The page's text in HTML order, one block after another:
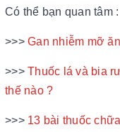
Có thể bạn quan tâm :
>>>Gan nhiễm mỡ
>>> Thuốc lá và bia
thế nào ?
>>> 13 bài thuốc